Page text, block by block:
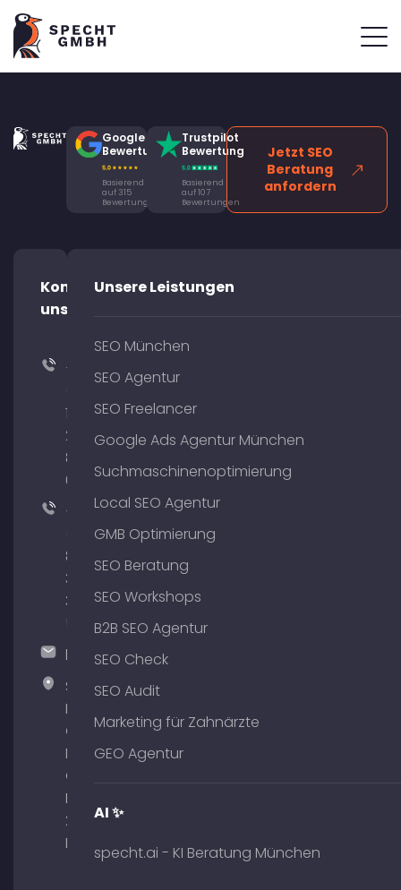
Google
Bewertung
Basierend
auf 315
Bewertungen
Trustpilot
Bewertung
Basierend
auf 107
Bewertungen
Jetzt SEO
Beratung
anfordern
Kontaktiere
uns!
+49
176
204
801
64
+49
89
380
375
hallo@timospecht.de
Specht
Marketing
GmbH –
Palais am
Obelisk
Briennerstr.
29 80333
München
Unsere Leistungen
SEO München
SEO Agentur
SEO Freelancer
Google Ads Agentur München
Suchmaschinenoptimierung
Local SEO Agentur
GMB Optimierung
SEO Beratung
SEO Workshops
B2B SEO Agentur
SEO Check
SEO Audit
Marketing für Zahnärzte
GEO Agentur
AI ✨
specht.ai - KI Beratung München